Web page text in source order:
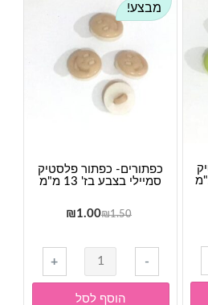
בצבע
כתום
13
מ"מ
מבצע!
כפתורים- כפתור פלסטיק
סמיילי בצבע בז' 13 מ"מ
₪1.50
המחיר
היה:
₪1.50.
₪1.00
המחיר
הוא:
₪1.00.
-
כמות
של
כפתורים-
+
הוסף לסל